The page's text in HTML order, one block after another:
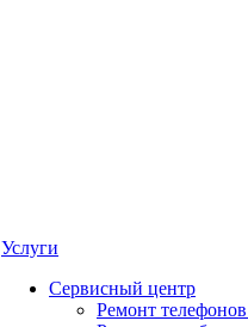
Услуги
Сервисный центр
Ремонт